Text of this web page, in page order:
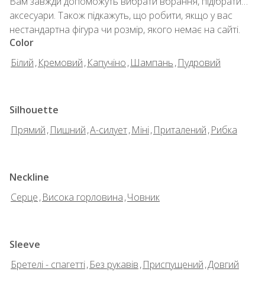
аксесуари. Також підкажуть, що робити, якщо у вас
нестандартна фігура чи розмір, якого немає на сайті.
Color
Білий,Кремовий,Капучіно,Шампань,Пудровий
Silhouette
Прямий,Пишний,А-силует,Міні,Приталений,Рибка
Neckline
Серце,Висока горловина,Човник
Sleeve
Бретелі - спагетті,Без рукавів,Приспущений,Довгий